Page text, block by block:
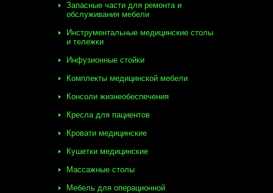
Запасные части для ремонта и
обслуживания мебели
Инструментальные медицинские столы
и тележки
Инфузионные стойки
Комплекты медицинской мебели
Консоли жизнеобеспечения
Кресла для пациентов
Кровати медицинские
Кушетки медицинские
Массажные столы
Мебель для операционной